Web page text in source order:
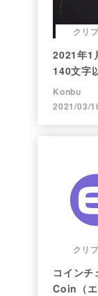
クリ
2021年1
140文字
向け情報
Konbu
2021/03/
クリ
コイン
Coin（